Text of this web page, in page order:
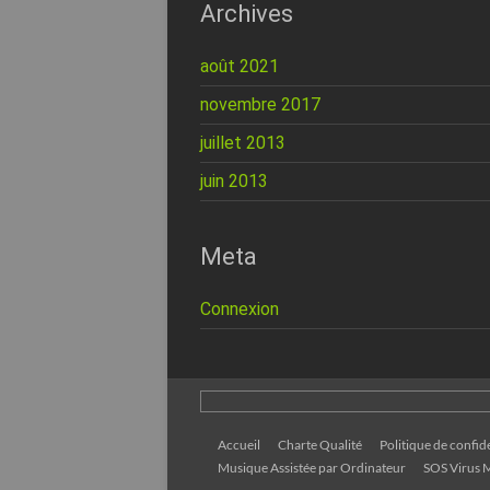
Archives
août 2021
novembre 2017
juillet 2013
juin 2013
Meta
Connexion
Accueil Charte Qualité Politique de
Musique Assistée par Ordinateur
SOS Virus